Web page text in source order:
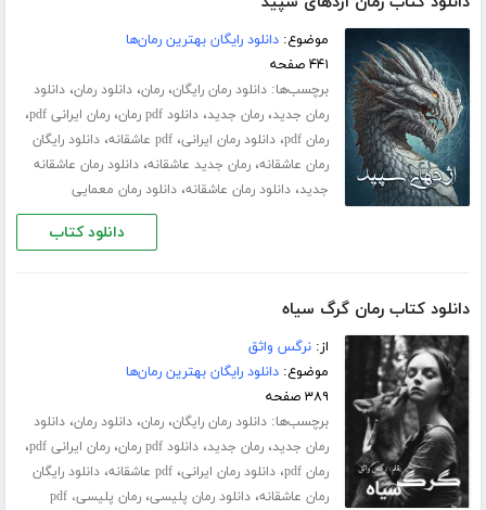
موضوع:دانلود رایگان بهترین رمان‌ها
۴۴۱ صفحه
برچسب‌ها:دانلود رمان رایگان،رمان،دانلود رمان،دانلود
رمان جدید،رمان جدید،دانلود pdf رمان ،رمان ایرانی pdf ،
رمان pdf ،دانلود رمان ایرانی،pdf عاشقانه ،دانلود رایگان
رمان عاشقانه،رمان جدید عاشقانه،دانلود رمان عاشقانه
جدید،دانلود رمان عاشقانه،دانلود رمان معمایی
دانلود کتاب
دانلود کتاب رمان گرگ سیاه
از:نرگس واثق
موضوع:دانلود رایگان بهترین رمان‌ها
۳۸۹ صفحه
برچسب‌ها:دانلود رمان رایگان،رمان،دانلود رمان،دانلود
رمان جدید،رمان جدید،دانلود pdf رمان ،رمان ایرانی pdf ،
رمان pdf ،دانلود رمان ایرانی،pdf عاشقانه ،دانلود رایگان
رمان عاشقانه،دانلود رمان پلیسی،
رمان پلیسی، pdf